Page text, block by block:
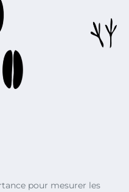
pour mesurer les